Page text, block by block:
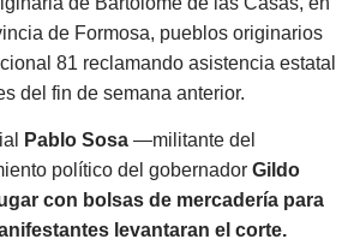
de Formosa, pueblos originarios
81 reclamando asistencia estatal
del fin de semana anterior.
Pablo Sosa —militante del
político del gobernador Gildo
con bolsas de mercadería para
levantaran el corte.